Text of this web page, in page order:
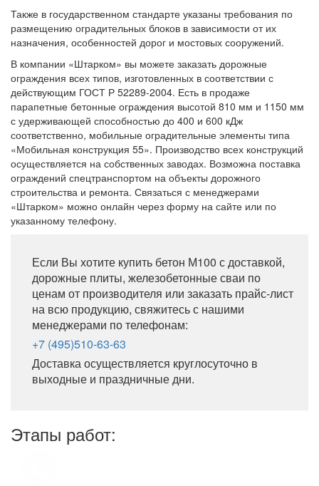
Также в государственном стандарте указаны требования по
размещению оградительных блоков в зависимости от их
назначения, особенностей дорог и мостовых сооружений.
В компании «Штарком» вы можете заказать дорожные
ограждения всех типов, изготовленных в соответствии с
действующим ГОСТ Р 52289-2004. Есть в продаже
парапетные бетонные ограждения высотой 810 мм и 1150 мм
с удерживающей способностью до 400 и 600 кДж
соответственно, мобильные оградительные элементы типа
«Мобильная конструкция 55». Производство всех конструкций
осуществляется на собственных заводах. Возможна поставка
ограждений спецтранспортом на объекты дорожного
строительства и ремонта. Связаться с менеджерами
«Штарком» можно онлайн через форму на сайте или по
указанному телефону.
Если Вы хотите купить бетон М100 с доставкой,
дорожные плиты, железобетонные сваи по
ценам от производителя или заказать прайс-лист
на всю продукцию, свяжитесь с нашими
менеджерами по телефонам:
+7 (495)510-63-63
Доставка осуществляется круглосуточно в
выходные и праздничные дни.
Этапы работ: